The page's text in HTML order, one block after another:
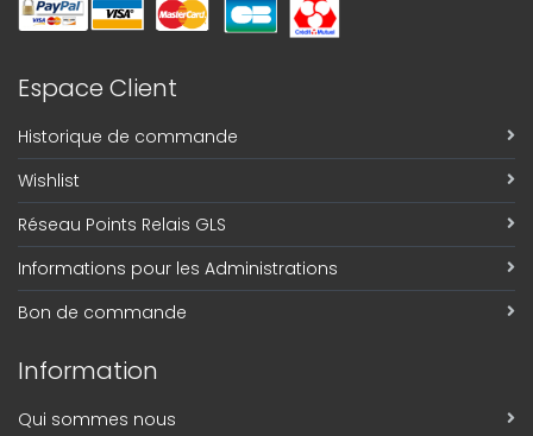
Espace Client
Historique de commande
Wishlist
Réseau Points Relais GLS
Informations pour les Administrations
Bon de commande
Information
Qui sommes nous